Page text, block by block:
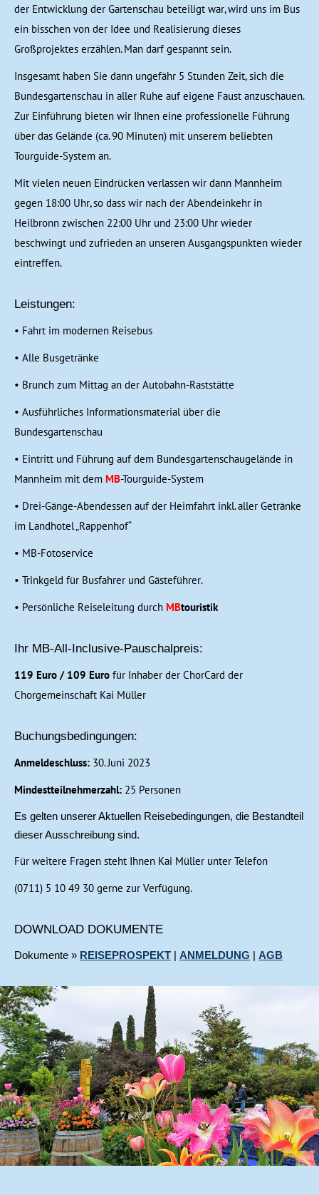
der Entwicklung der Gartenschau beteiligt war, wird uns im Bus
ein bisschen von der Idee und Realisierung dieses
Großprojektes erzählen. Man darf gespannt sein.
Insgesamt haben Sie dann ungefähr 5 Stunden Zeit, sich die
Bundesgartenschau in aller Ruhe auf eigene Faust anzuschauen.
Zur Einführung bieten wir Ihnen eine professionelle Führung
über das Gelände (ca. 90 Minuten) mit unserem beliebten
Tourguide-System an.
Mit vielen neuen Eindrücken verlassen wir dann Mannheim
gegen 18:00 Uhr, so dass wir nach der Abendeinkehr in
Heilbronn zwischen 22:00 Uhr und 23:00 Uhr wieder
beschwingt und zufrieden an unseren Ausgangspunkten wieder
eintreffen.
Leistungen:
• Fahrt im modernen Reisebus
• Alle Busgetränke
• Brunch zum Mittag an der Autobahn-Raststätte
• Ausführliches Informationsmaterial über die
Bundesgartenschau
• Eintritt und Führung auf dem Bundesgartenschaugelände in
Mannheim mit dem MB-Tourguide-System
• Drei-Gänge-Abendessen auf der Heimfahrt inkl. aller Getränke
im Landhotel „Rappenhof“
• MB-Fotoservice
• Trinkgeld für Busfahrer und Gästeführer.
• Persönliche Reiseleitung durch MBtouristik
Ihr MB-All-Inclusive-Pauschalpreis:
119 Euro / 109 Euro für Inhaber der ChorCard der
Chorgemeinschaft Kai Müller
Buchungsbedingungen:
Anmeldeschluss: 30. Juni 2023
Mindestteilnehmerzahl: 25 Personen
Es gelten unserer Aktuellen Reisebedingungen, die Bestandteil
dieser Ausschreibung sind.
Für weitere Fragen steht Ihnen Kai Müller unter Telefon
(0711) 5 10 49 30 gerne zur Verfügung.
DOWNLOAD DOKUMENTE
Dokumente » REISEPROSPEKT | ANMELDUNG | AGB